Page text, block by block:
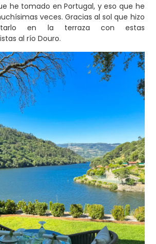
he tomado en Portugal, y eso que he
veces. Gracias al sol que hizo
en la terraza con estas
al río Douro.